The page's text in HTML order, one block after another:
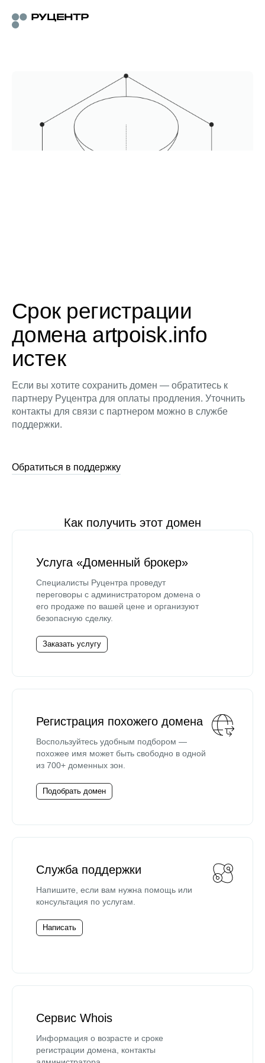
Срок регистрации
домена artpoisk.info
истек
Если вы хотите сохранить домен — обратитесь к
партнеру Руцентра для оплаты продления. Уточнить
контакты для связи с партнером можно в службе
поддержки.
Обратиться в поддержку
Как получить этот домен
Услуга «Доменный брокер»
Специалисты Руцентра проведут
переговоры с администратором домена о
его продаже по вашей цене и организуют
безопасную сделку.
Заказать услугу
Регистрация похожего домена
Воспользуйтесь удобным подбором —
похожее имя может быть свободно в одной
из 700+ доменных зон.
Подобрать домен
Служба поддержки
Напишите, если вам нужна помощь или
консультация по услугам.
Написать
Сервис Whois
Информация о возрасте и сроке
регистрации домена, контакты